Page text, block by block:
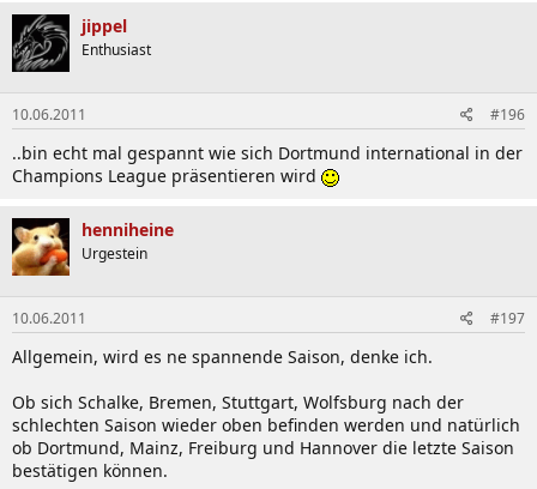
jippel
Enthusiast
10.06.2011 #196
..bin echt mal gespannt wie sich Dortmund international in der
Champions League präsentieren wird
henniheine
Urgestein
10.06.2011 #197
Allgemein, wird es ne spannende Saison, denke ich.
Ob sich Schalke, Bremen, Stuttgart, Wolfsburg nach der
schlechten Saison wieder oben befinden werden und natürlich
ob Dortmund, Mainz, Freiburg und Hannover die letzte Saison
bestätigen können.